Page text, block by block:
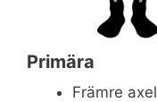
Primära
Främre axel